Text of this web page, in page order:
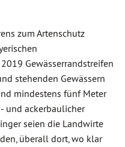
zum Artenschutz
Gewässerrandstreifen
stehenden Gewässern
mindestens fünf Meter
und ackerbaulicher
seien die Landwirte
überall dort, wo klar